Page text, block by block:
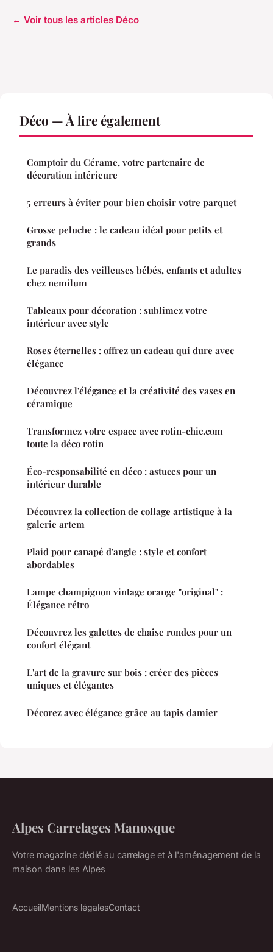
← Voir tous les articles Déco
Déco — À lire également
Comptoir du Cérame, votre partenaire de
décoration intérieure
5 erreurs à éviter pour bien choisir votre parquet
Grosse peluche : le cadeau idéal pour petits et
grands
Le paradis des veilleuses bébés, enfants et adultes
chez nemilum
Tableaux pour décoration : sublimez votre
intérieur avec style
Roses éternelles : offrez un cadeau qui dure avec
élégance
Découvrez l'élégance et la créativité des vases en
céramique
Transformez votre espace avec rotin-chic.com
toute la déco rotin
Éco-responsabilité en déco : astuces pour un
intérieur durable
Découvrez la collection de collage artistique à la
galerie artem
Plaid pour canapé d'angle : style et confort
abordables
Lampe champignon vintage orange "original" :
Élégance rétro
Découvrez les galettes de chaise rondes pour un
confort élégant
L'art de la gravure sur bois : créer des pièces
uniques et élégantes
Décorez avec élégance grâce au tapis damier
Alpes Carrelages Manosque
Votre magazine dédié au carrelage et à l'aménagement de la
maison dans les Alpes
AccueilMentions légalesContact